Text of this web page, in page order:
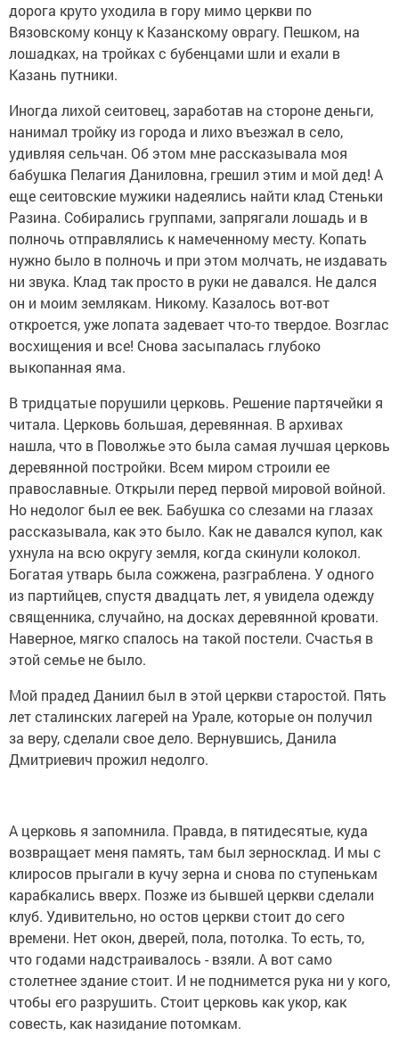
дорога круто уходила в гору мимо церкви по
Вязовскому концу к Казанскому оврагу. Пешком, на
лошадках, на тройках с бубенцами шли и ехали в
Казань путники.
Иногда лихой сеитовец, заработав на стороне деньги,
нанимал тройку из города и лихо въезжал в село,
удивляя сельчан. Об этом мне рассказывала моя
бабушка Пелагия Даниловна, грешил этим и мой дед! А
еще сеитовские мужики надеялись найти клад Стеньки
Разина. Собирались группами, запрягали лошадь и в
полночь отправлялись к намеченному месту. Копать
нужно было в полночь и при этом молчать, не издавать
ни звука. Клад так просто в руки не давался. Не дался
он и моим землякам. Никому. Казалось вот-вот
откроется, уже лопата задевает что-то твердое. Возглас
восхищения и все! Снова засыпалась глубоко
выкопанная яма.
В тридцатые порушили церковь. Решение партячейки я
читала. Церковь большая, деревянная. В архивах
нашла, что в Поволжье это была самая лучшая церковь
деревянной постройки. Всем миром строили ее
православные. Открыли перед первой мировой войной.
Но недолог был ее век. Бабушка со слезами на глазах
рассказывала, как это было. Как не давался купол, как
ухнула на всю округу земля, когда скинули колокол.
Богатая утварь была сожжена, разграблена. У одного
из партийцев, спустя двадцать лет, я увидела одежду
священника, случайно, на досках деревянной кровати.
Наверное, мягко спалось на такой постели. Счастья в
этой семье не было.
Мой прадед Даниил был в этой церкви старостой. Пять
лет сталинских лагерей на Урале, которые он получил
за веру, сделали свое дело. Вернувшись, Данила
Дмитриевич прожил недолго.
А церковь я запомнила. Правда, в пятидесятые, куда
возвращает меня память, там был зерносклад. И мы с
клиросов прыгали в кучу зерна и снова по ступенькам
карабкались вверх. Позже из бывшей церкви сделали
клуб. Удивительно, но остов церкви стоит до сего
времени. Нет окон, дверей, пола, потолка. То есть, то,
что годами надстраивалось - взяли. А вот само
столетнее здание стоит. И не поднимется рука ни у кого,
чтобы его разрушить. Стоит церковь как укор, как
совесть, как назидание потомкам.